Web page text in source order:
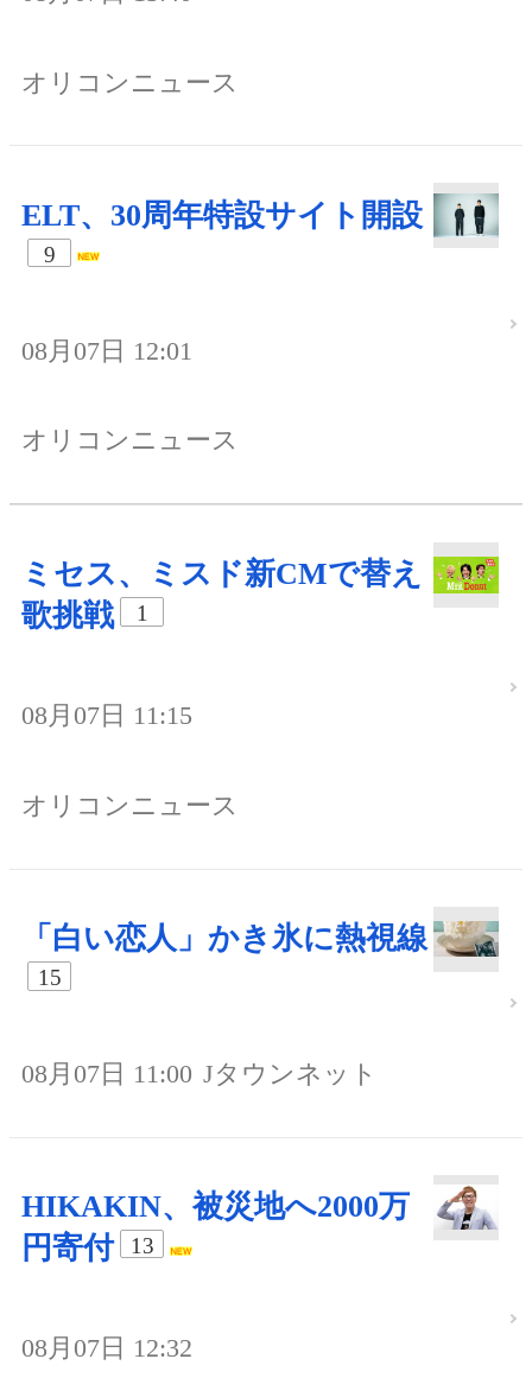
オリコンニュース
ELT、30周年特設サイト開設
9
08月07日 12:01
オリコンニュース
ミセス、ミスド新CMで替え
歌挑戦
1
08月07日 11:15
オリコンニュース
「白い恋人」かき氷に熱視線
15
08月07日 11:00 Jタウンネット
HIKAKIN、被災地へ2000万
円寄付
13
08月07日 12:32